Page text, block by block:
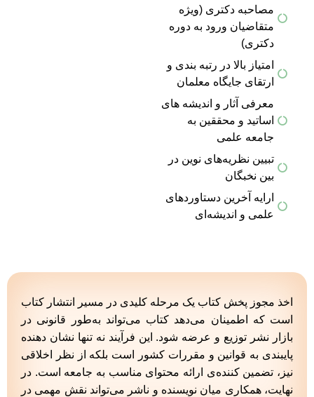
مصاحبه دکتری (ویژه
متقاضیان ورود به دوره
دکتری)
امتیاز بالا در رتبه بندی و
ارتقای جایگاه معلمان
معرفی آثار و اندیشه های
اساتید و محققین به
جامعه علمی
تبیین نظریه‌های نوین در
بین نخبگان
ارایه آخرین دستاوردهای
علمی و اندیشه‌ای
اخذ مجوز پخش کتاب یک مرحله کلیدی در مسیر انتشار کتاب
است که اطمینان می‌دهد کتاب می‌تواند به‌طور قانونی در
بازار نشر توزیع و عرضه شود. این فرآیند نه تنها نشان ‌دهنده
پایبندی به قوانین و مقررات کشور است بلکه از نظر اخلاقی
نیز، تضمین ‌کننده‌ی ارائه محتوای مناسب به جامعه است. در
نهایت، همکاری میان نویسنده و ناشر می‌تواند نقش مهمی در